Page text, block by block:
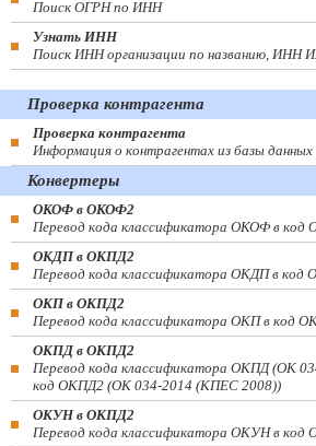
Поиск ОГРН по ИНН
Узнать ИНН
Поиск ИНН организации по названию, ИНН
Проверка контрагента
Проверка контрагента
Информация о контрагентах из базы
Конвертеры
ОКОФ в ОКОФ2
Перевод кода классификатора ОКОФ в код
ОКДП в ОКПД2
Перевод кода классификатора ОКДП в код
ОКП в ОКПД2
Перевод кода классификатора ОКП в код
ОКПД в ОКПД2
Перевод кода классификатора ОКПД (ОК
код ОКПД2 (ОК 034-2014 (КПЕС 2008))
ОКУН в ОКПД2
Перевод кода классификатора ОКУН в код